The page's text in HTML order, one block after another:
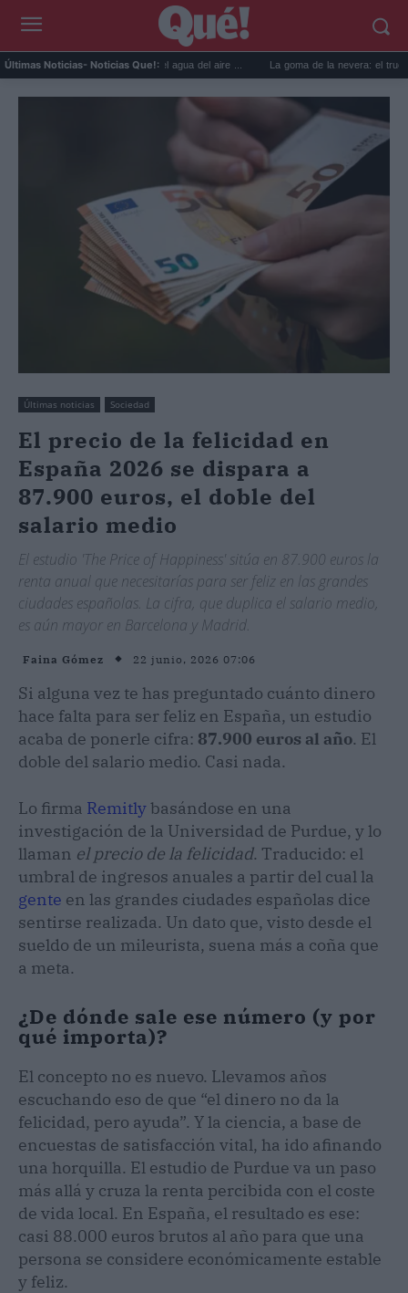
Últimas Noticias- Noticias Que!:
para reutilizar el agua del aire ... La goma de la nevera: el truco del
Últimas noticias Sociedad
El precio de la felicidad en
España 2026 se dispara a
87.900 euros, el doble del
salario medio
El estudio 'The Price of Happiness' sitúa en 87.900 euros la
renta anual que necesitarías para ser feliz en las grandes
ciudades españolas. La cifra, que duplica el salario medio,
es aún mayor en Barcelona y Madrid.
Faina Gómez 22 junio, 2026 07:06
Si alguna vez te has preguntado cuánto dinero
hace falta para ser feliz en España, un estudio
acaba de ponerle cifra: 87.900 euros al año. El
doble del salario medio. Casi nada.
Lo firma Remitlybasándose en una
investigación de la Universidad de Purdue, y lo
llaman el precio de la felicidad. Traducido: el
umbral de ingresos anuales a partir del cual la
gente en las grandes ciudades españolas dice
sentirse realizada. Un dato que, visto desde el
sueldo de un mileurista, suena más a coña que
a meta.
¿De dónde sale ese número (y por
qué importa)?
El concepto no es nuevo. Llevamos años
escuchando eso de que “el dinero no da la
felicidad, pero ayuda”. Y la ciencia, a base de
encuestas de satisfacción vital, ha ido afinando
una horquilla. El estudio de Purdue va un paso
más allá y cruza la renta percibida con el coste
de vida local. En España, el resultado es ese:
casi 88.000 euros brutos al año para que una
persona se considere económicamente estable
y feliz.